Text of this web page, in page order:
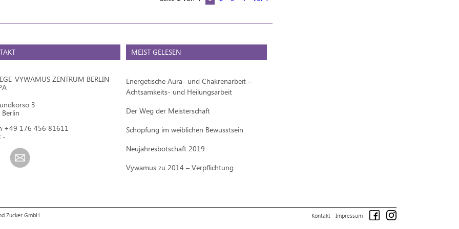
VYWAMUS ZENTRUM BERLIN
3
+49 176 456 81611
-
MEIST GELESEN
Energetische Aura- und Chakrenarbeit –
Achtsamkeits- und Heilungsarbeit
Der Weg der Meisterschaft
Schöpfung im weiblichen Bewusstsein
Neujahresbotschaft 2019
Vywamus zu 2014 – Verpflichtung
Kontakt Impressum
Zucker GmbH